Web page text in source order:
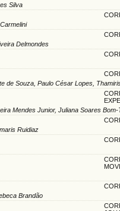
Silva
Delmondes
de Souza, Paulo César Lopes,
Mendes Junior, Juliana Soares Bom-
Ruidiaz
Brandão